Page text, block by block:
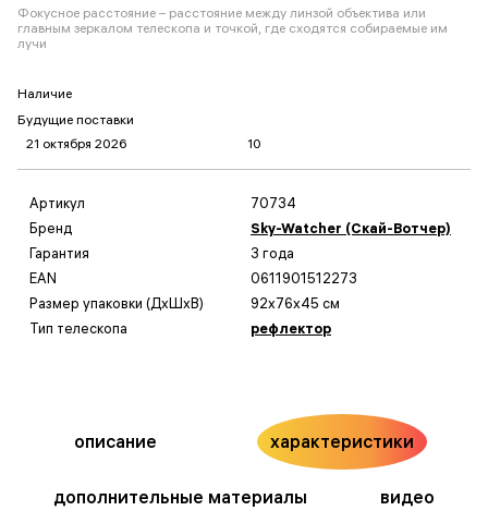
Фокусное расстояние – расстояние между линзой объектива или
главным зеркалом телескопа и точкой, где сходятся собираемые им
лучи
Наличие
Будущие поставки
21 октября 2026
10
Артикул
70734
Бренд
Sky-Watcher (Скай-Вотчер)
Гарантия
3 года
EAN
0611901512273
Размер упаковки (ДxШxВ)
92x76x45 см
Тип телескопа
рефлектор
описание характеристики
дополнительные материалы видео